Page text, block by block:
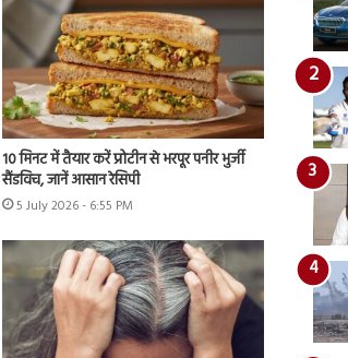
10 मिनट में तैयार करें प्रोटीन से भरपूर पनीर भुर्जी
सैंडविच, जानें आसान रेसिपी
5 July 2026 - 6:55 PM